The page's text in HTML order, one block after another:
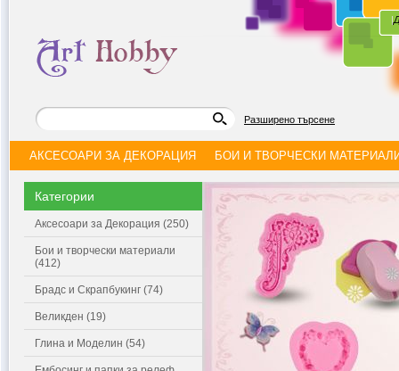
|
Разширено търсене
АКСЕСОАРИ ЗА ДЕКОРАЦИЯ БОИ И ТВОРЧЕСКИ
Категории
Аксесоари за Декорация (250)
Бои и творчески материали
(412)
Брадс и Скрапбукинг (74)
Великден (19)
Глина и Моделин (54)